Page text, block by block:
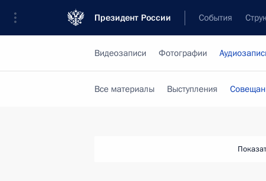
Президент России События
Видеозаписи Фотографии
Все материалы Выступления